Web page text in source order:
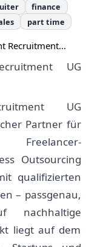
finance
part time
Recruitment...
UG
UG
Partner für
Freelancer-
Outsourcing
qualifizierten
– passgenau,
liegt auf dem